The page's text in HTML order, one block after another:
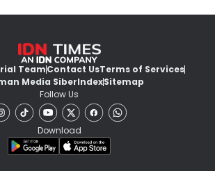
TeamContact UsTerms of Services
Media SiberIndexSitemap
Follow Us
Download